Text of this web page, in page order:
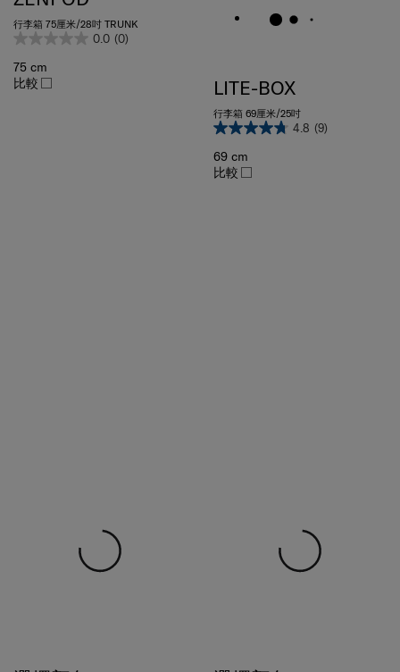
行李箱 75厘米/28吋 TRUNK
0.0 (0)
75 cm
比較
行李箱 69厘米/25吋
4.8
69 cm
比較